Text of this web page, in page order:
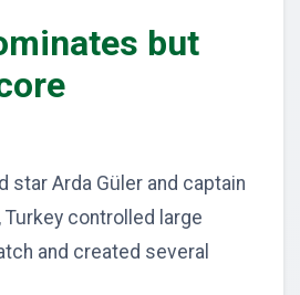
but
star Arda Güler and captain
Turkey controlled large
and created several